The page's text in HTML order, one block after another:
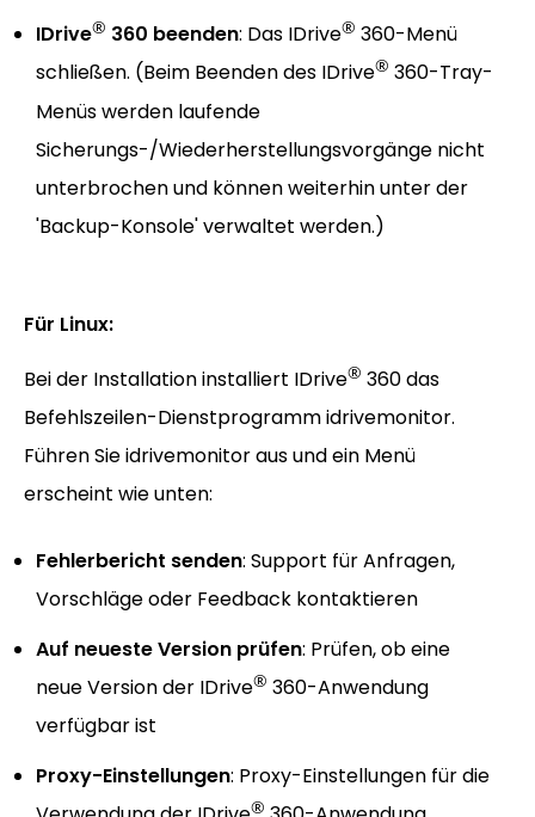
IDrive® 360 beenden: Das IDrive® 360-Menü
schließen. (Beim Beenden des IDrive® 360-Tray-
Menüs werden laufende
Sicherungs-/Wiederherstellungsvorgänge nicht
unterbrochen und können weiterhin unter der
'Backup-Konsole' verwaltet werden.)
Für Linux:
Bei der Installation installiert IDrive® 360 das
Befehlszeilen-Dienstprogramm idrivemonitor.
Führen Sie idrivemonitor aus und ein Menü
erscheint wie unten:
Fehlerbericht senden: Support für Anfragen,
Vorschläge oder Feedback kontaktieren
Auf neueste Version prüfen: Prüfen, ob eine
neue Version der IDrive® 360-Anwendung
verfügbar ist
Proxy-Einstellungen: Proxy-Einstellungen für die
®